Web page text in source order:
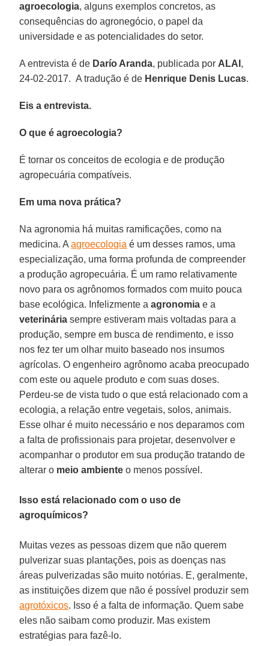
agroecologia, alguns exemplos concretos, as
consequências do agronegócio, o papel da
universidade e as potencialidades do setor.
A entrevista é de Darío Aranda, publicada por ALAI ,
24-02-2017. A tradução é de Henrique Denis Lucas.
Eis a entrevista.
O que é agroecologia?
É tornar os conceitos de ecologia e de produção
agropecuária compatíveis.
Em uma nova prática?
Na agronomia há muitas ramificações, como na
medicina. Aagroecologia é um desses ramos, uma
especialização, uma forma profunda de compreender
a produção agropecuária. É um ramo relativamente
novo para os agrônomos formados com muito pouca
base ecológica. Infelizmente aagronomia e a
veterinária sempre estiveram mais voltadas para a
produção, sempre em busca de rendimento, e isso
nos fez ter um olhar muito baseado nos insumos
agrícolas. O engenheiro agrônomo acaba preocupado
com este ou aquele produto e com suas doses.
Perdeu-se de vista tudo o que está relacionado com a
ecologia, a relação entre vegetais, solos, animais.
Esse olhar é muito necessário e nos deparamos com
a falta de profissionais para projetar, desenvolver e
acompanhar o produtor em sua produção tratando de
alterar o meio ambiente o menos possível.
Isso está relacionado com o uso de
agroquímicos?
Muitas vezes as pessoas dizem que não querem
pulverizar suas plantações, pois as doenças nas
áreas pulverizadas são muito notórias. E, geralmente,
as instituições dizem que não é possível produzir sem
agrotóxicos. Isso é a falta de informação. Quem sabe
eles não saibam como produzir. Mas existem
estratégias para fazê-lo.